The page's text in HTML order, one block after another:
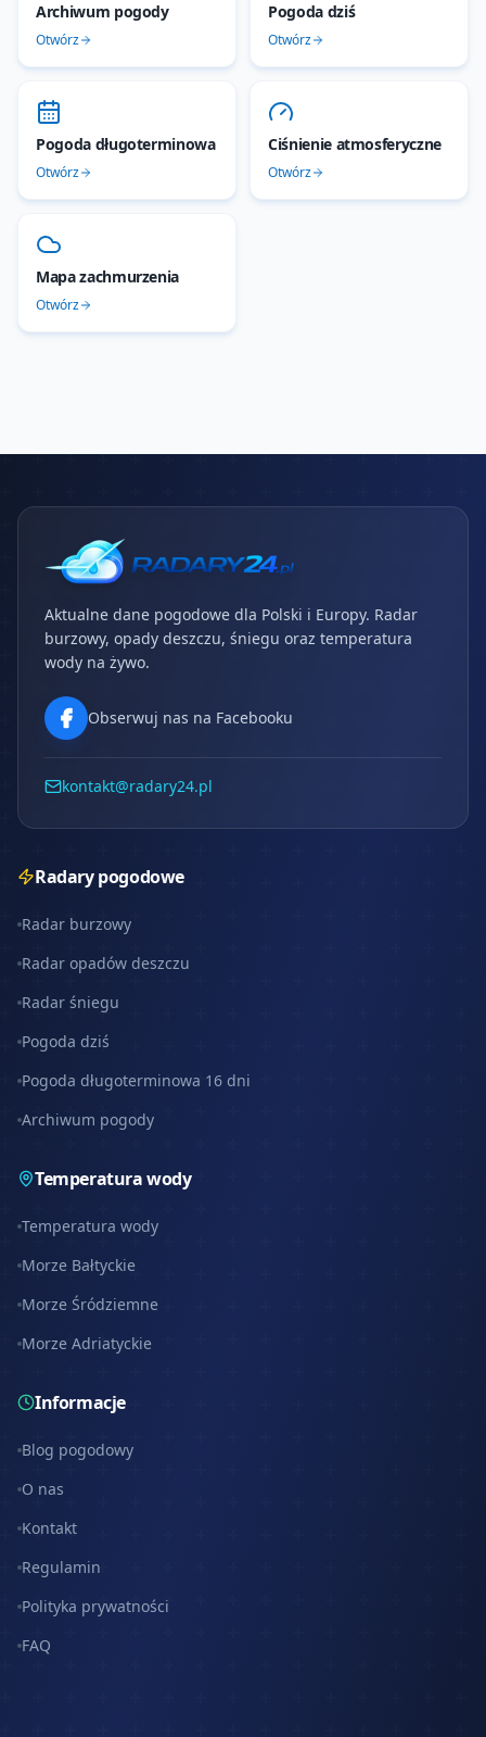
Archiwum pogody
Otwórz
Pogoda dziś
Otwórz
Pogoda długoterminowa
Otwórz
Ciśnienie atmosferyczne
Otwórz
Mapa zachmurzenia
Otwórz
Aktualne dane pogodowe dla Polski i Europy. Radar
burzowy, opady deszczu, śniegu oraz temperatura
wody na żywo.
Obserwuj nas na Facebooku
kontakt@radary24.pl
Radary pogodowe
Radar burzowy
Radar opadów deszczu
Radar śniegu
Pogoda dziś
Pogoda długoterminowa 16 dni
Archiwum pogody
Temperatura wody
Temperatura wody
Morze Bałtyckie
Morze Śródziemne
Morze Adriatyckie
Informacje
Blog pogodowy
O nas
Kontakt
Regulamin
Polityka prywatności
FAQ